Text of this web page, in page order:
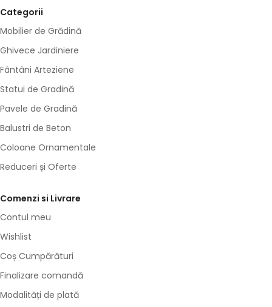
Categorii
Mobilier de Grădină
Ghivece Jardiniere
Fântâni Arteziene
Statui de Gradină
Pavele de Gradină
Balustri de Beton
Coloane Ornamentale
Reduceri și Oferte
Comenzi si Livrare
Contul meu
Wishlist
Coș Cumpărături
Finalizare comandă
Modalități de plată